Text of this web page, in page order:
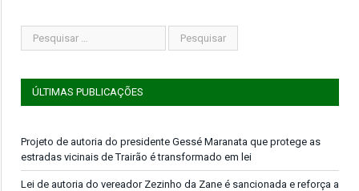
ÚLTIMAS PUBLICAÇÕES
Projeto de autoria do presidente Gessé Maranata que protege as
estradas vicinais de Trairão é transformado em lei
Lei de autoria do vereador Zezinho da Zane é sancionada e reforça a